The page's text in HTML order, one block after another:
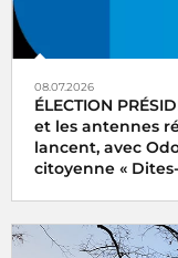
08.07.2026
ÉLECTION
et les antennes
lancent, avec
citoyenne «